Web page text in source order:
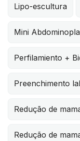
Lipo-escultura
Mini
Perfilamiento +
Preenchimento
Redução de
Redução de